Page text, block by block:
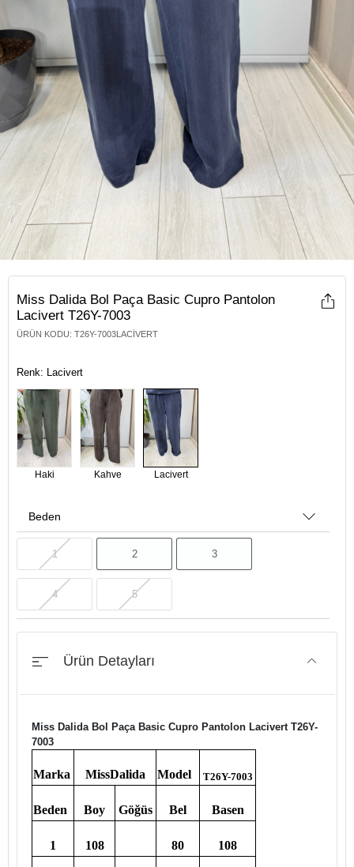
Miss Dalida Bol Paça Basic Cupro Pantolon
Lacivert T26Y-7003
ÜRÜN KODU: T26Y-7003LACIVERT
Renk: Lacivert
Haki Kahve Lacivert
Beden
1 2 3
4 5
Ürün Detayları
Miss Dalida Bol Paça Basic Cupro Pantolon Lacivert T26Y-
7003
Marka MissDalida Model T26Y-7003
Beden Boy Göğüs Bel Basen
1 108 80 108